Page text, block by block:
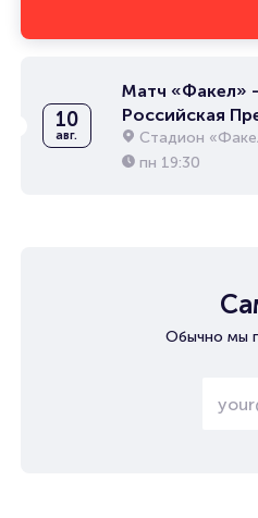
10
авг.
Матч «Факел»
Российская
Стадион
пн 19:30
Обычно мы